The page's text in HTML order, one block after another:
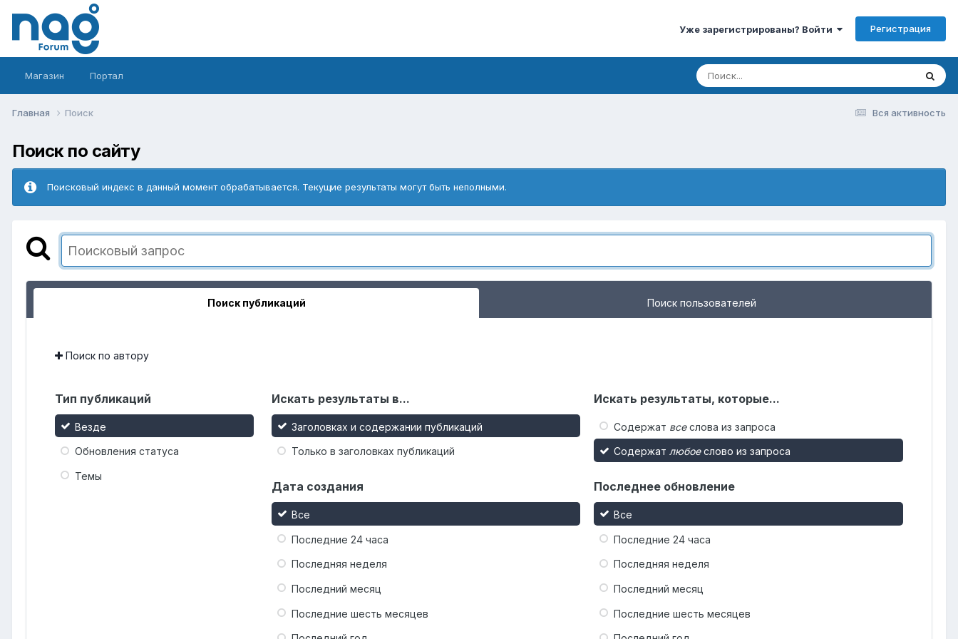
Уже зарегистрированы? Войти Регистрация
Магазин Портал
Вся активность
Главная Поиск
Поиск по сайту
Поисковый индекс в данный момент обрабатывается. Текущие результаты могут быть неполными.
Поиск публикаций Поиск пользователей
Поиск по автору
Тип публикаций
Везде
Обновления статуса
Темы
Искать результаты в...
Заголовках и содержании публикаций
Только в заголовках публикаций
Искать результаты, которые...
Содержат всеслова из запроса
Содержат любоеслово из запроса
Дата создания
Все
Последние 24 часа
Последняя неделя
Последний месяц
Последние шесть месяцев
Последнее обновление
Все
Последние 24 часа
Последняя неделя
Последний месяц
Последние шесть месяцев